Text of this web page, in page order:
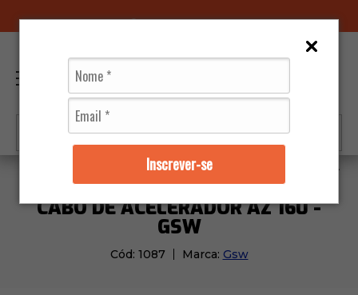
Inscrever-se
Cabos Cabo de Acelerador Az 160 -
CABO DE ACELERADOR AZ 160 -
GSW
Cód: 1087 Marca: Gsw